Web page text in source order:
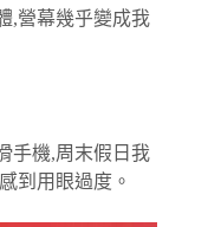
,營幕幾乎變成我
手機,周末假日我
到用眼過度。